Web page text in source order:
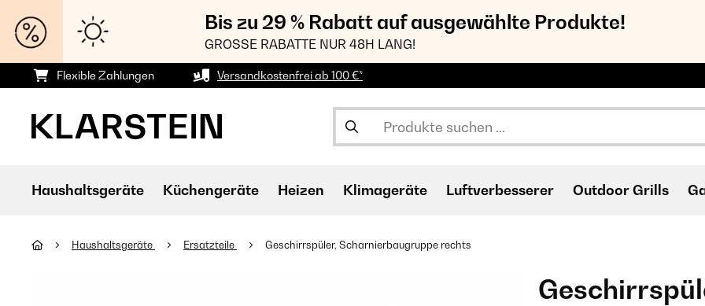
Bis zu 29 % Rabatt auf ausgewählte Produkte!
GROSSE RABATTE NUR 48H LANG!
Flexible Zahlungen Versandkostenfrei ab 100 €*
Haushaltsgeräte Küchengeräte Heizen Klimageräte Luftverbesserer Outdoor Grills
Haushaltsgeräte Ersatzteile Geschirrspüler, Scharnierbaugruppe rechts